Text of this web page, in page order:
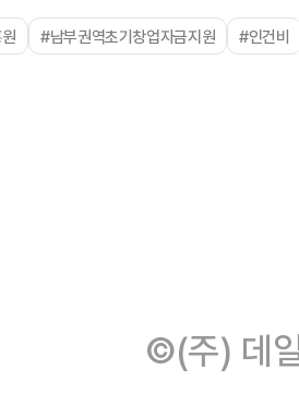
#남부권역초기창업자금지원 #인건비
©(주) 데